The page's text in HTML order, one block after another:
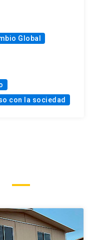
Global
con la sociedad